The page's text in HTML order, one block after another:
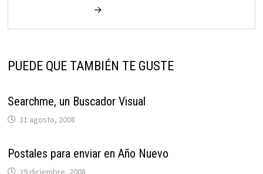
→
PUEDE QUE TAMBIÉN TE GUSTE
Searchme, un Buscador Visual
31 agosto, 2008
Postales para enviar en Año Nuevo
29 diciembre, 2008